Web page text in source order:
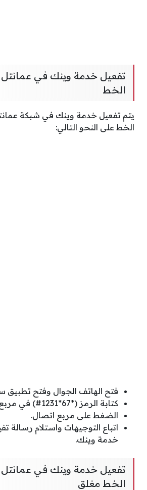
تفعيل خدمة وينك في عمانتل
الخط
يتم تفعيل خدمة وينك في شبكة
الخط على النحو التالي:
فتح الهاتف الجوال وفتح تطبيق
كتابة الرمز (*67*1231#) في مربع رقم الاتصال.
الضغط على مربع اتصال.
اتباع التوجيهات واستلام رسالة
خدمة وينك.
تفعيل خدمة وينك في عمانتل
الخط مغلق